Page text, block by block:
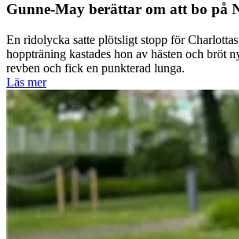
Gunne-May berättar om att bo på
En ridolycka satte plötsligt stopp för
hoppträning kastades hon av hästen och bröt
revben och fick en punkterad lunga.
Läs mer